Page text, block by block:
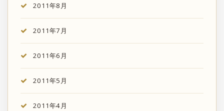
2011年8月
2011年7月
2011年6月
2011年5月
2011年4月